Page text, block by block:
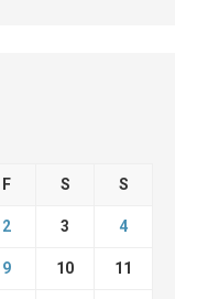
F S S
2 3 4
9 10 11